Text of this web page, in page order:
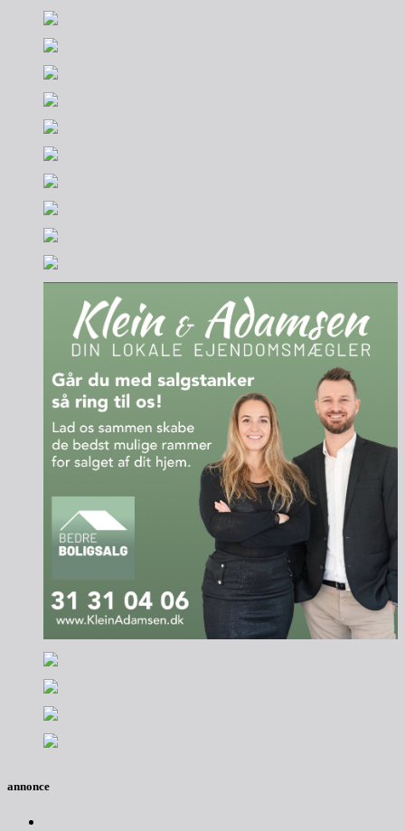
annonce